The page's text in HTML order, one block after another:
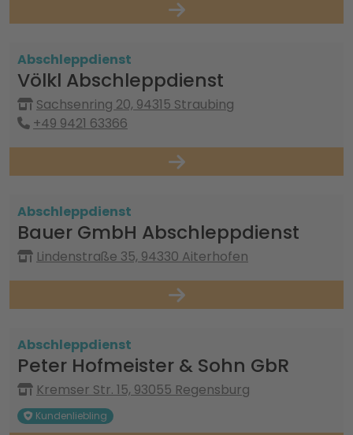
Abschleppdienst
Völkl Abschleppdienst
Sachsenring 20, 94315 Straubing
+49 9421 63366
Abschleppdienst
Bauer GmbH Abschleppdienst
Lindenstraße 35, 94330 Aiterhofen
Abschleppdienst
Peter Hofmeister & Sohn GbR
Kremser Str. 15, 93055 Regensburg
Kundenliebling